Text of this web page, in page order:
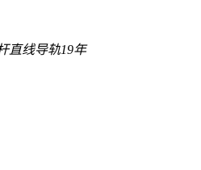
直线导轨19年